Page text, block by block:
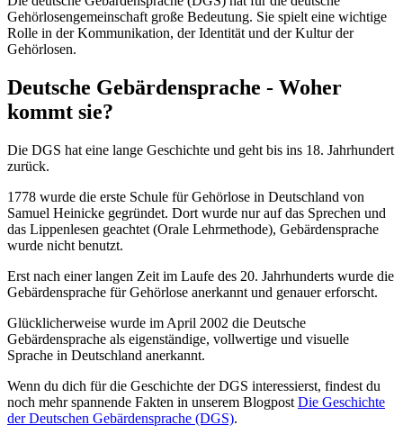
Gehörlosengemeinschaft große Bedeutung. Sie spielt eine wichtige
Rolle in der Kommunikation, der Identität und der Kultur der
Gehörlosen.
Deutsche Gebärdensprache - Woher
kommt sie?
Die DGS hat eine lange Geschichte und geht bis ins 18. Jahrhundert
zurück.
1778 wurde die erste Schule für Gehörlose in Deutschland von
Samuel Heinicke gegründet. Dort wurde nur auf das Sprechen und
das Lippenlesen geachtet (Orale Lehrmethode), Gebärdensprache
wurde nicht benutzt.
Erst nach einer langen Zeit im Laufe des 20. Jahrhunderts wurde die
Gebärdensprache für Gehörlose anerkannt und genauer erforscht.
Glücklicherweise wurde im April 2002 die Deutsche
Gebärdensprache als eigenständige, vollwertige und visuelle
Sprache in Deutschland anerkannt.
Wenn du dich für die Geschichte der DGS interessierst, findest du
noch mehr spannende Fakten in unserem Blogpost Die Geschichte
der Deutschen Gebärdensprache (DGS).